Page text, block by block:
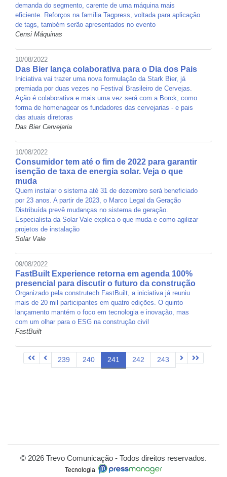
demanda do segmento, carente de uma máquina mais
eficiente. Reforços na família Tagpress, voltada para aplicação
de tags, também serão apresentados no evento
Censi Máquinas
10/08/2022
Das Bier lança colaborativa para o Dia dos Pais
Iniciativa vai trazer uma nova formulação da Stark Bier, já
premiada por duas vezes no Festival Brasileiro de Cervejas.
Ação é colaborativa e mais uma vez será com a Borck, como
forma de homenagear os fundadores das cervejarias - e pais
das atuais diretoras
Das Bier Cervejaria
10/08/2022
Consumidor tem até o fim de 2022 para garantir
isenção de taxa de energia solar. Veja o que
muda
Quem instalar o sistema até 31 de dezembro será beneficiado
por 23 anos. A partir de 2023, o Marco Legal da Geração
Distribuída prevê mudanças no sistema de geração.
Especialista da Solar Vale explica o que muda e como agilizar
projetos de instalação
Solar Vale
09/08/2022
FastBuilt Experience retorna em agenda 100%
presencial para discutir o futuro da construção
Organizado pela construtech FastBuilt, a iniciativa já reuniu
mais de 20 mil participantes em quatro edições. O quinto
lançamento mantém o foco em tecnologia e inovação, mas
com um olhar para o ESG na construção civil
FastBuilt
239 240 241 242 243
© 2026 Trevo Comunicação - Todos direitos reservados.
Tecnologia